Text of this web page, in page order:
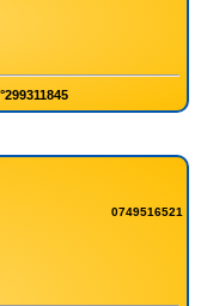
0749516521